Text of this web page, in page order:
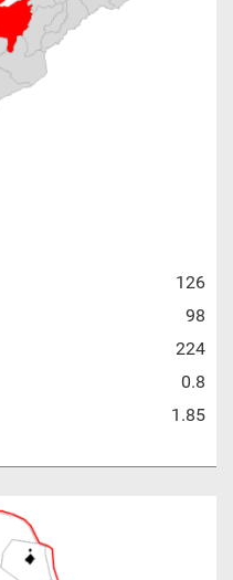
126
98
224
0.8
1.85